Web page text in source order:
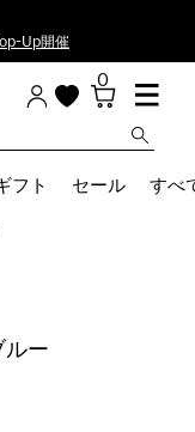
Up開催
0
フト セール すべ
ルー